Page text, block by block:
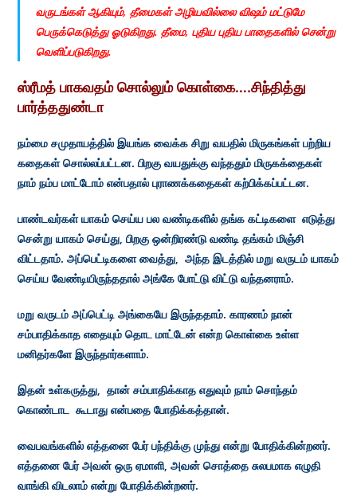
வருடங்கள் ஆகியும், தீமைகள் அழியவில்லை விஷம் மட்டுமே
பெருக்கெடுத்து ஓடுகிறது. தீமை, புதிய புதிய பாதைகளில் சென்று
வெளிப்படுகிறது.
ஸ்ரீமத் பாகவதம் சொல்லும் கொள்கை….சிந்தித்து
பார்த்ததுண்டா
நம்மை சமுதாயத்தில் இயங்க வைக்க சிறு வயதில் மிருகங்கள் பற்றிய
கதைகள் சொல்லப்பட்டன. பிறகு வயதுக்கு வந்ததும் மிருகக்தைகள்
நாம் நம்ப மாட்டோம் என்பதால் புராணக்கதைகள் கற்பிக்கப்பட்டன.
பாண்டவர்கள் யாகம் செய்ய பல வண்டிகளில் தங்க கட்டிகளை எடுத்து
சென்று யாகம் செய்து, பிறகு ஒன்றிரண்டு வண்டி தங்கம் மிஞ்சி
விட்டதாம். அப்பெட்டிகளை வைத்து, அந்த இடத்தில் மறு வருடம் யாகம்
செய்ய வேண்டியிருந்ததால் அங்கே போட்டு விட்டு வந்தனராம்.
மறு வருடம் அப்பெட்டி அங்கையே இருந்ததாம். காரணம் நான்
சம்பாதிக்காத எதையும் தொட மாட்டேன் என்ற கொள்கை உள்ள
மனிதர்களே இருந்தார்களாம்.
இதன் உள்கருத்து, தான் சம்பாதிக்காத எதுவும் நாம் சொந்தம்
கொண்டாட கூடாது என்பதை போதிக்கத்தான்.
வைபவங்களில் எத்தனை பேர் பந்திக்கு முந்து என்று போதிக்கின்றனர்.
எத்தனை பேர் அவன் ஒரு ஏமாளி, அவன் சொத்தை சுலபமாக எழுதி
வாங்கி விடலாம் என்று போதிக்கின்றனர்.